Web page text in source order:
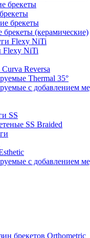
брекеты
брекеты (керамические)
Flexy NiTi
Reversa
Thermal 35°
с добавлением
SS
SS Braided
с добавлением